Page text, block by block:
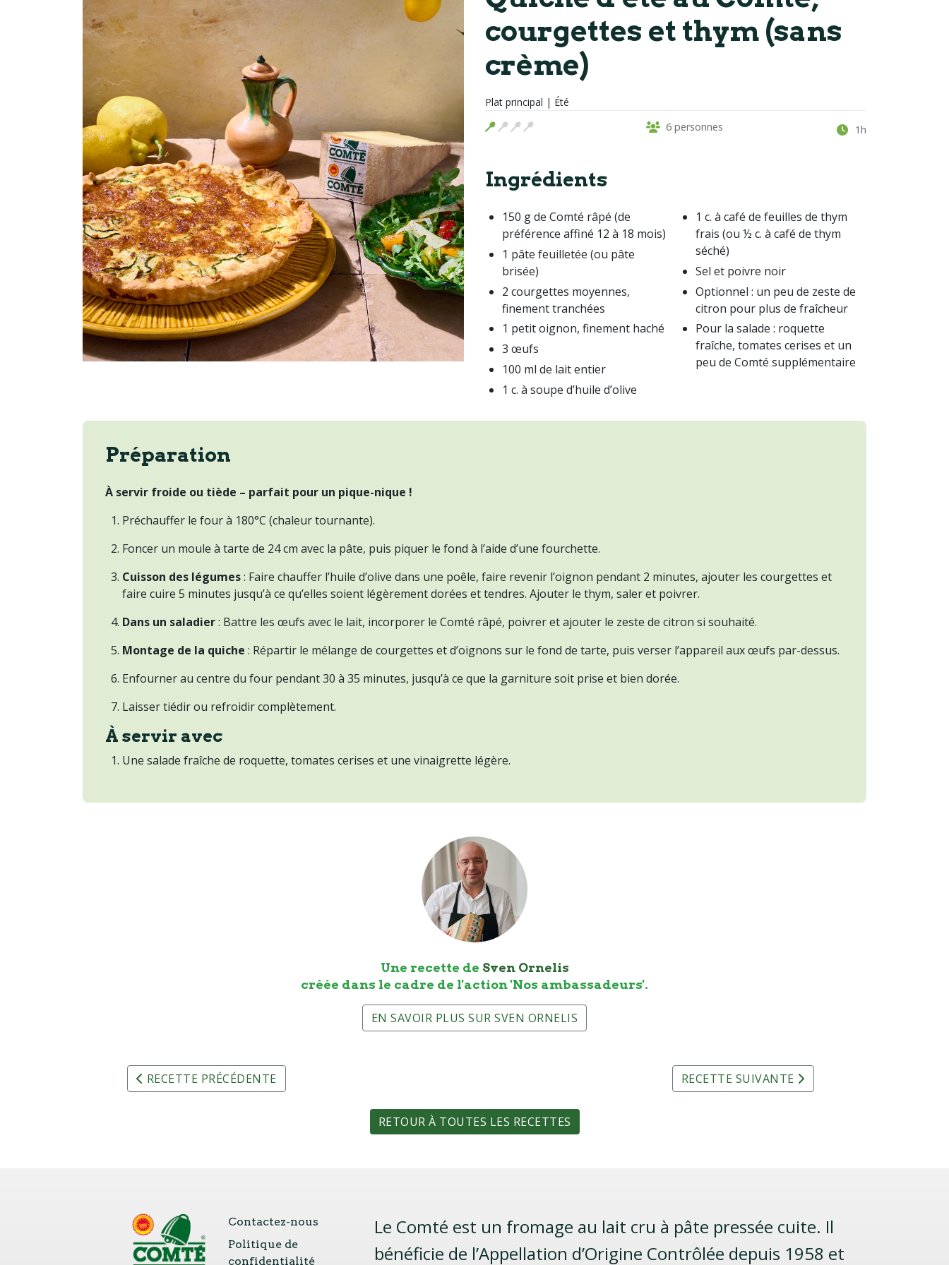
courgettes et thym (sans
crème)
Plat principal | Été
6 personnes
1h
Ingrédients
150 g de Comté râpé (de
préférence affiné 12 à 18 mois)
1 pâte feuilletée (ou pâte
brisée)
2 courgettes moyennes,
finement tranchées
1 petit oignon, finement haché
3 œufs
100 ml de lait entier
1 c. à soupe d’huile d’olive
1 c. à café de feuilles de thym
frais (ou ½ c. à café de thym
séché)
Sel et poivre noir
Optionnel : un peu de zeste de
citron pour plus de fraîcheur
Pour la salade : roquette
fraîche, tomates cerises et un
peu de Comté supplémentaire
Préparation
À servir froide ou tiède – parfait pour un pique-nique !
Préchauffer le four à 180°C (chaleur tournante).
Foncer un moule à tarte de 24 cm avec la pâte, puis piquer le fond à l’aide d’une fourchette.
Cuisson des légumes: Faire chauffer l’huile d’olive dans une poêle, faire revenir l’oignon pendant 2 minutes, ajouter les courgettes et
faire cuire 5 minutes jusqu’à ce qu’elles soient légèrement dorées et tendres. Ajouter le thym, saler et poivrer.
Dans un saladier: Battre les œufs avec le lait, incorporer le Comté râpé, poivrer et ajouter le zeste de citron si souhaité.
Montage de la quiche : Répartir le mélange de courgettes et d’oignons sur le fond de tarte, puis verser l’appareil aux œufs par-dessus.
Enfourner au centre du four pendant 30 à 35 minutes, jusqu’à ce que la garniture soit prise et bien dorée.
Laisser tiédir ou refroidir complètement.
À servir avec
Une salade fraîche de roquette, tomates cerises et une vinaigrette légère.
Une recette de Sven Ornelis
créée dans le cadre de l'action 'Nos ambassadeurs'.
EN SAVOIR PLUS SUR SVEN ORNELIS
RECETTE PRÉCÉDENTE RECETTE SUIVANTE
RETOUR À TOUTES LES RECETTES
Contactez-nous
Politique de
confidentialité
Le Comté est un fromage au lait cru à pâte pressée cuite. Il
bénéficie de l’Appellation d’Origine Contrôlée depuis 1958 et